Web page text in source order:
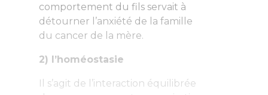
comportement du fils servait à
détourner l’anxiété de la famille
du cancer de la mère.
2) l’homéostasie
Il s’agit de l’interaction équilibrée